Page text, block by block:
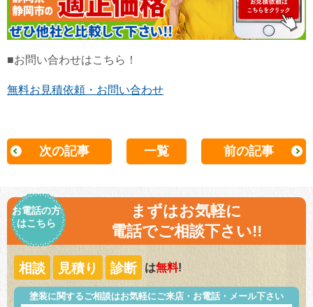
■お問い合わせはこちら！
無料お見積依頼・お問い合わせ
次の記事 一覧 前の記事
お電話の方
はこちら
まずはお気軽に
電話でご相談下さい!!
相談 見積り 診断 は無料!
塗装に関するご相談はお気軽にご来店・お電話・メール下さい